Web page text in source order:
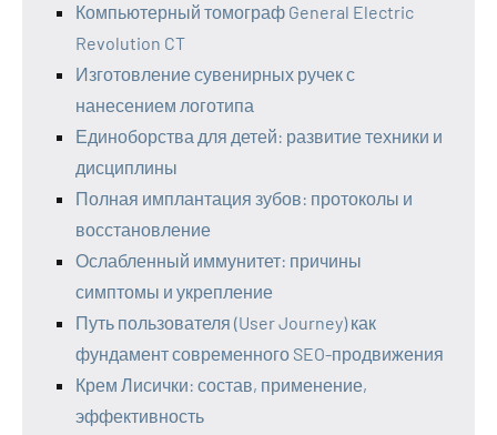
Компьютерный томограф General Electric
Revolution CT
Изготовление сувенирных ручек с
нанесением логотипа
Единоборства для детей: развитие техники и
дисциплины
Полная имплантация зубов: протоколы и
восстановление
Ослабленный иммунитет: причины
симптомы и укрепление
Путь пользователя (User Journey) как
фундамент современного SEO-продвижения
Крем Лисички: состав, применение,
эффективность